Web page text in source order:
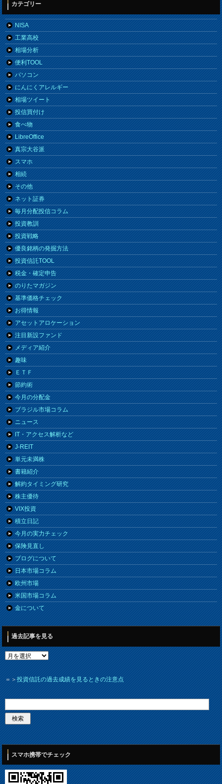
カテゴリー
NISA
工業高校
相場分析
便利TOOL
パソコン
にんにくアレルギー
相場ツイート
投信買付け
食べ物
LibreOffice
真宗大谷派
スマホ
相続
その他
ネット証券
毎月分配投信コラム
投資教訓
投資戦略
優良銘柄の発掘方法
投資信託TOOL
税金・確定申告
のりたマガジン
基準価格チェック
お得情報
アセットアロケーション
注目新設ファンド
メディア紹介
趣味
ＥＴＦ
節約術
今月の分配金
ブラジル市場コラム
ニュース
IT・アクセス解析など
J-REIT
単元未満株
書籍紹介
解約タイミング研究
株主優待
VIX投資
積立日記
今月の実力チェック
保険見直し
ブログについて
日本市場コラム
欧州市場
米国市場コラム
金について
過去記事を見る
＝＞投資信託の過去成績を見るときの注意点
スマホ携帯でチェック